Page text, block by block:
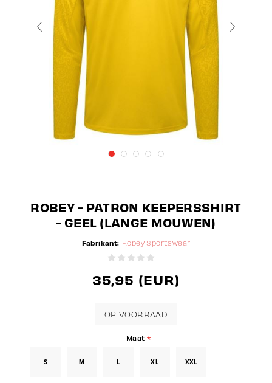
ROBEY - PATRON KEEPERSSHIRT
- GEEL (LANGE MOUWEN)
Fabrikant: Robey Sportswear
35,95 (EUR)
OP VOORRAAD
Maat *
S M L XL XXL